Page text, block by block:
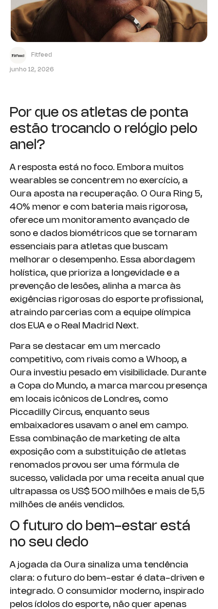
Fitfeed
junho 12, 2026
Por que os atletas de ponta
estão trocando o relógio pelo
anel?
A resposta está no foco. Embora muitos
wearables se concentrem no exercício, a
Oura aposta na recuperação. O Oura Ring 5,
40% menor e com bateria mais rigorosa,
oferece um monitoramento avançado de
sono e dados biométricos que se tornaram
essenciais para atletas que buscam
melhorar o desempenho. Essa abordagem
holística, que prioriza a longevidade e a
prevenção de lesões, alinha a marca às
exigências rigorosas do esporte profissional,
atraindo parcerias com a equipe olímpica
dos EUA e o Real Madrid Next.
Para se destacar em um mercado
competitivo, com rivais como a Whoop, a
Oura investiu pesado em visibilidade. Durante
a Copa do Mundo, a marca marcou presença
em locais icônicos de Londres, como
Piccadilly Circus, enquanto seus
embaixadores usavam o anel em campo.
Essa combinação de marketing de alta
exposição com a substituição de atletas
renomados provou ser uma fórmula de
sucesso, validada por uma receita anual que
ultrapassa os US$ 500 milhões e mais de 5,5
milhões de anéis vendidos.
O futuro do bem-estar está
no seu dedo
A jogada da Oura sinaliza uma tendência
clara: o futuro do bem-estar é data-driven e
integrado. O consumidor moderno, inspirado
pelos ídolos do esporte, não quer apenas